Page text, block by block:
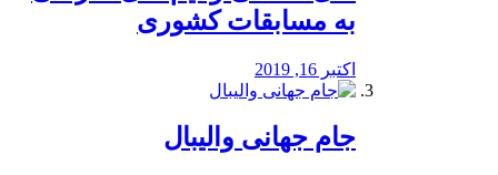
به مسابقات کشوری
اکتبر 16, 2019
جام جهانی والیبال